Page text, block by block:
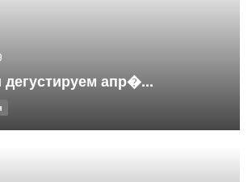
дегустируем апр�...